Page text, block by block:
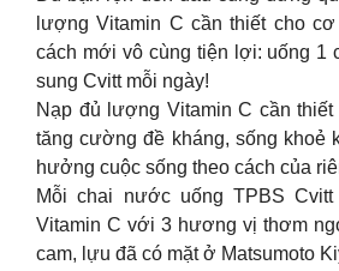
lượng Vitamin C cần thiết cho
cách mới vô cùng tiện lợi: uống 1
sung Cvitt mỗi ngày!
Nạp đủ lượng Vitamin C cần thiết
tăng cường đề kháng, sống khoẻ
hưởng cuộc sống theo cách của
Mỗi chai nước uống TPBS Cvitt
Vitamin C với 3 hương vị thơm
cam, lựu đã có mặt ở Matsumoto